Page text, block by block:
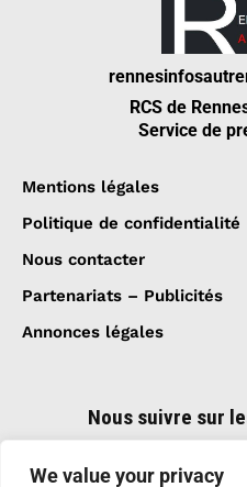
We value your privacy
RCS de
Service de
Mentions légales
Politique de confidentialité
Nous contacter
Partenariats – Publicités
Annonces légales
Nous suivre sur